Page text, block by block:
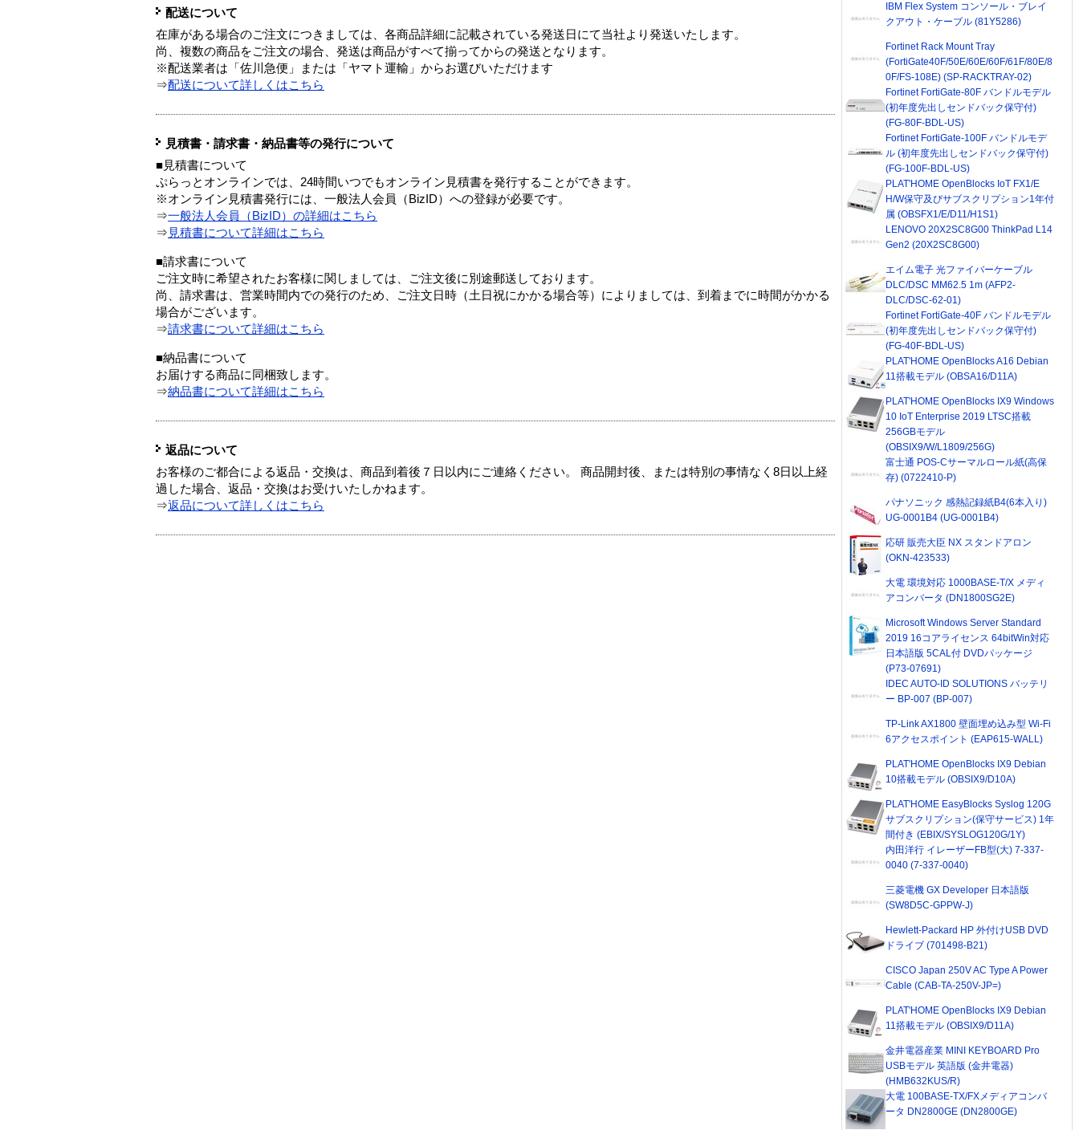
配送について
在庫がある場合のご注文につきましては、各商品詳細に記載されている発送日にて当社より発送いたします。
尚、複数の商品をご注文の場合、発送は商品がすべて揃ってからの発送となります。
※配送業者は「佐川急便」または「ヤマト運輸」からお選びいただけます
⇒配送について詳しくはこちら
見積書・請求書・納品書等の発行について
■見積書について
ぷらっとオンラインでは、24時間いつでもオンライン見積書を発行することができます。
※オンライン見積書発行には、一般法人会員（BizID）への登録が必要です。
⇒一般法人会員（BizID）の詳細はこちら
⇒ 見積書について詳細はこちら
■請求書について
ご注文時に希望されたお客様に関しましては、ご注文後に別途郵送しております。
尚、請求書は、営業時間内での発行のため、ご注文日時（土日祝にかかる場合等）によりましては、到着までに時間がかかる
場合がございます。
⇒請求書について詳細はこちら
■納品書について
お届けする商品に同梱致します。
⇒納品書について詳細はこちら
返品について
お客様のご都合による返品・交換は、商品到着後７日以内にご連絡ください。 商品開封後、または特別の事情なく8日以上経
過した場合、返品・交換はお受けいたしかねます。
⇒返品について詳しくはこちら
IBM Flex System コンソール・ブレイ
クアウト・ケーブル (81Y5286)
Fortinet Rack Mount Tray
(FortiGate40F/50E/60E/60F/61F/80E/8
0F/FS-108E) (SP-RACKTRAY-02)
Fortinet FortiGate-80F バンドルモデル
(初年度先出しセンドバック保守付)
(FG-80F-BDL-US)
Fortinet FortiGate-100F バンドルモデ
ル (初年度先出しセンドバック保守付)
(FG-100F-BDL-US)
PLAT'HOME OpenBlocks IoT FX1/E
H/W保守及びサブスクリプション1年付
属 (OBSFX1/E/D11/H1S1)
LENOVO 20X2SC8G00 ThinkPad L14
Gen2 (20X2SC8G00)
エイム電子 光ファイバーケーブル
DLC/DSC MM62.5 1m (AFP2-
DLC/DSC-62-01)
Fortinet FortiGate-40F バンドルモデル
(初年度先出しセンドバック保守付)
(FG-40F-BDL-US)
PLAT'HOME OpenBlocks A16 Debian
11搭載モデル (OBSA16/D11A)
PLAT'HOME OpenBlocks IX9 Windows
10 IoT Enterprise 2019 LTSC搭載
256GBモデル
(OBSIX9/W/L1809/256G)
富士通 POS-Cサーマルロール紙(高保
存) (0722410-P)
パナソニック 感熱記録紙B4(6本入り)
UG-0001B4 (UG-0001B4)
応研 販売大臣 NX スタンドアロン
(OKN-423533)
大電 環境対応 1000BASE-T/X メディ
アコンバータ (DN1800SG2E)
Microsoft Windows Server Standard
2019 16コアライセンス 64bitWin対応
日本語版 5CAL付 DVDパッケージ
(P73-07691)
IDEC AUTO-ID SOLUTIONS バッテリ
ー BP-007 (BP-007)
TP-Link AX1800 壁面埋め込み型 Wi-Fi
6アクセスポイント (EAP615-WALL)
PLAT'HOME OpenBlocks IX9 Debian
10搭載モデル (OBSIX9/D10A)
PLAT'HOME EasyBlocks Syslog 120G
サブスクリプション(保守サービス) 1年
間付き (EBIX/SYSLOG120G/1Y)
内田洋行 イレーザーFB型(大) 7-337-
0040 (7-337-0040)
三菱電機 GX Developer 日本語版
(SW8D5C-GPPW-J)
Hewlett-Packard HP 外付けUSB DVD
ドライブ (701498-B21)
CISCO Japan 250V AC Type A Power
Cable (CAB-TA-250V-JP=)
PLAT'HOME OpenBlocks IX9 Debian
11搭載モデル (OBSIX9/D11A)
金井電器産業 MINI KEYBOARD Pro
USBモデル 英語版 (金井電器)
(HMB632KUS/R)
大電 100BASE-TX/FXメディアコンバ
ータ DN2800GE (DN2800GE)